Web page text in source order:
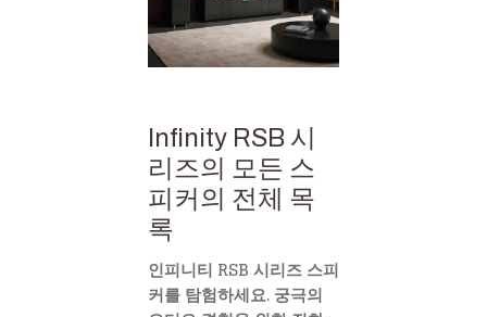
Infinity RSB 시
리즈의 모든 스
피커의 전체 목
록
인피니티 RSB 시리즈 스피
커를 탐험하세요. 궁극의